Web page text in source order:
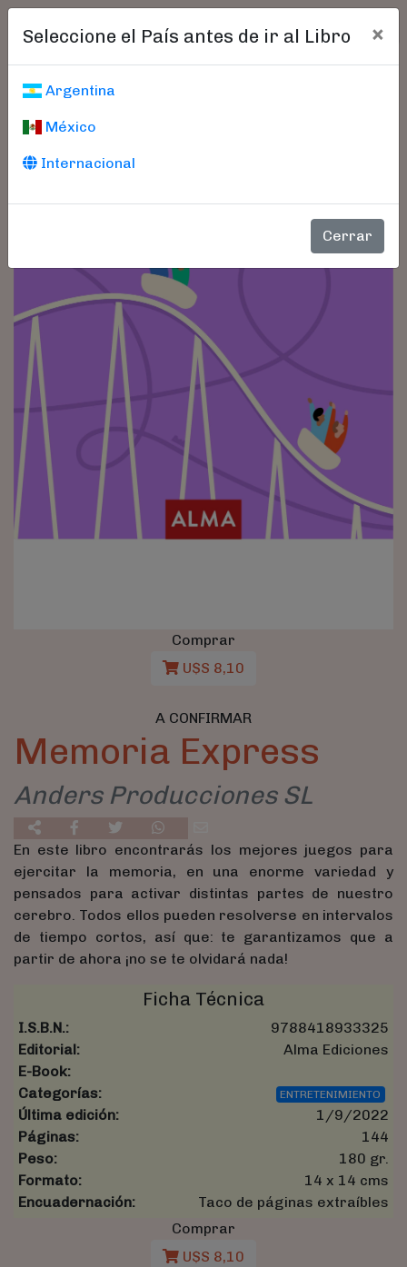
Seleccione el País antes de ir al Libro ×
Argentina
México
Internacional
Cerrar
Comprar
U$S 8,10
A CONFIRMAR
Memoria Express
Anders Producciones SL
En este libro encontrarás los mejores juegos para
ejercitar la memoria, en una enorme variedad y
pensados para activar distintas partes de nuestro
cerebro. Todos ellos pueden resolverse en intervalos
de tiempo cortos, así que: te garantizamos que a
partir de ahora ¡no se te olvidará nada!
Ficha Técnica
I.S.B.N.:
9788418933325
Editorial:
Alma Ediciones
E-Book:
Categorías:
ENTRETENIMIENTO
Última edición:
1/9/2022
Páginas:
144
Peso:
180 gr.
Formato:
14 x 14 cms
Encuadernación:
Taco de páginas extraíbles
Comprar
U$S 8,10